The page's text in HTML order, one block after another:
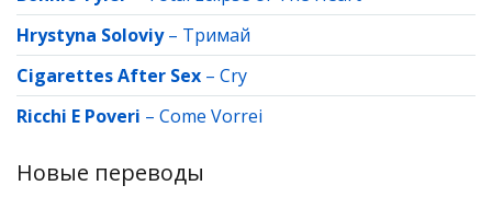
Hrystyna Soloviy– Тримай
Cigarettes After Sex – Cry
Ricchi E Poveri – Come Vorrei
Новые переводы